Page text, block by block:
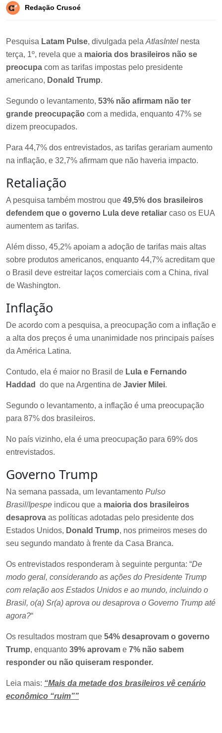
Redação Crusoé
Pesquisa Latam Pulse, divulgada pela AtlasIntel nesta
terça, 1º, revela que a maioria dos brasileiros não se
preocupa com as tarifas impostas pelo presidente
americano, Donald Trump.
Segundo o levantamento, 53% não afirmam não ter
grande preocupação com a medida, enquanto 47% se
dizem preocupados.
Para 44,7% dos entrevistados, as tarifas gerariam aumento
na inflação, e 32,7% afirmam que não haveria impacto.
Retaliação
A pesquisa também mostrou que 49,5% dos brasileiros
defendem que o governo Lula deve retaliar caso os EUA
aumentem as tarifas.
Além disso, 45,2% apoiam a adoção de tarifas mais altas
sobre produtos americanos, enquanto 44,7% acreditam que
o Brasil deve estreitar laços comerciais com a China, rival
de Washington.
Inflação
De acordo com a pesquisa, a preocupação com a inflação e
a alta dos preços é uma unanimidade nos principais países
da América Latina.
Contudo, ela é maior no Brasil de Lula e Fernando
Haddad
do que na Argentina de Javier Milei.
Segundo o levantamento, a inflação é uma preocupação
para 87% dos brasileiros.
No país vizinho, ela é uma preocupação para 69% dos
entrevistados.
Governo Trump
Na semana passada, um levantamento Pulso
Brasil/Ipespe indicou que a maioria dos brasileiros
desaprova as políticas adotadas pelo presidente dos
Estados Unidos, Donald Trump, nos primeiros meses do
seu segundo mandato à frente da Casa Branca.
Os entrevistados responderam à seguinte pergunta: “De
modo geral, considerando as ações do Presidente Trump
com relação aos Estados Unidos e ao mundo, incluindo o
Brasil, o(a) Sr(a) aprova ou desaprova o Governo Trump até
agora?“
Os resultados mostram que 54% desaprovam o governo
Trump, enquanto 39% aprovam e 7% não sabem
responder ou não quiseram responder.
Leia mais: “Mais da metade dos brasileiros vê cenário
econômico “ruim””